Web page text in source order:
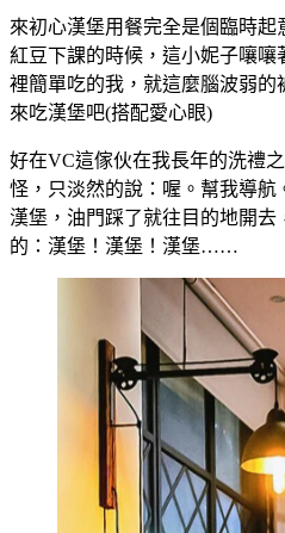
來初心漢堡用餐完全是個臨時
紅豆下課的時候，這小妮子嚷
裡簡單吃的我，就這麼腦波弱的
來吃漢堡吧(搭配愛心眼)
好在VC這傢伙在我長年的洗禮
怪，只淡然的說：喔。幫我導
漢堡，油門踩了就往目的地開去
的：漢堡！漢堡！漢堡……